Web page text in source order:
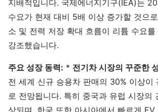
지배적입니다. 국제에너지기구(IEA)는
수요가 현재 대비 5배 이상 증가할 것으
소 및 전력 저장 확대 흐름이 리튬 수요
강조했습니다.
주요 성장 동력: * 전기차 시장의 꾸준한
전 세계 신규 승용차 판매의 30% 이상이
로 전망됩니다. 특히 중국과 유럽 시장의
상되며, 한국 또한 아시아에서 빠르게 EV